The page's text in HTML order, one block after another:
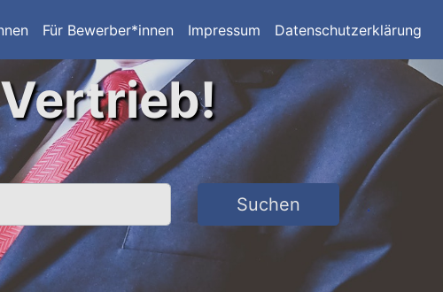
Für Bewerber*innen Impressum Datenschutzerklärung
Suchen